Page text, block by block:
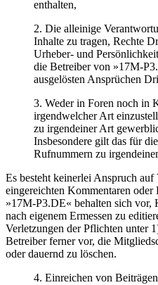
enthalten,
2. Die alleinige
Inhalte zu tragen, Rechte
Urheber- und
die Betreiber von »17M-
ausgelösten Ansprüchen
3. Weder in Foren noch in
irgendwelcher Art
zu irgendeiner Art
Insbesondere gilt das für
Rufnummern zu
Es besteht keinerlei Anspruch
eingereichten Kommentaren
»17M-P3.DE« behalten sich vor,
nach eigenem Ermessen zu
Verletzungen der Pflichten unter
Betreiber ferner vor, die
oder dauernd zu löschen.
4. Einreichen von